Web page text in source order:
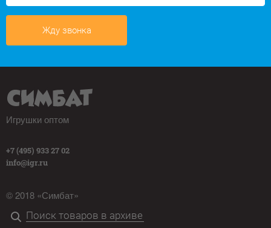
Жду звонка
Игрушки оптом
+7 (495) 933 27 02
info@igr.ru
© 2018 «Симбат»